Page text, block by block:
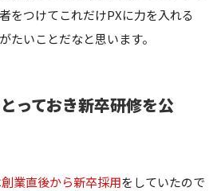
をつけてこれだけPXに力を入れる
たいことだなと思います。
っておき新卒研修を公
創業直後から新卒採用をしていたので